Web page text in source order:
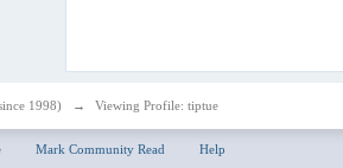
1998) → Viewing Profile: tiptue
Mark Community Read Help